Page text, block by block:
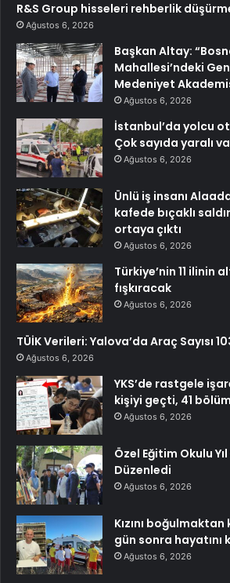
R&S Group hisseleri rehberlik
Ağustos 6, 2026
Başkan Altay:
Mahallesi’ndeki
Medeniyet
Ağustos 6, 2026
İstanbul’da yolcu
Çok sayıda yaralı
Ağustos 6, 2026
Ünlü iş insanı
kafede bıçaklı
ortaya çıktı
Ağustos 6, 2026
Türkiye’nin 11 ilinin
fışkıracak
Ağustos 6, 2026
TÜİK Verileri: Yalova’da Araç Sayısı
Ağustos 6, 2026
YKS’de rastgele
kişiyi geçti, 41
Ağustos 6, 2026
Özel Eğitim Okulu
Düzenledi
Ağustos 6, 2026
Kızını
gün sonra hayatını
Ağustos 6, 2026